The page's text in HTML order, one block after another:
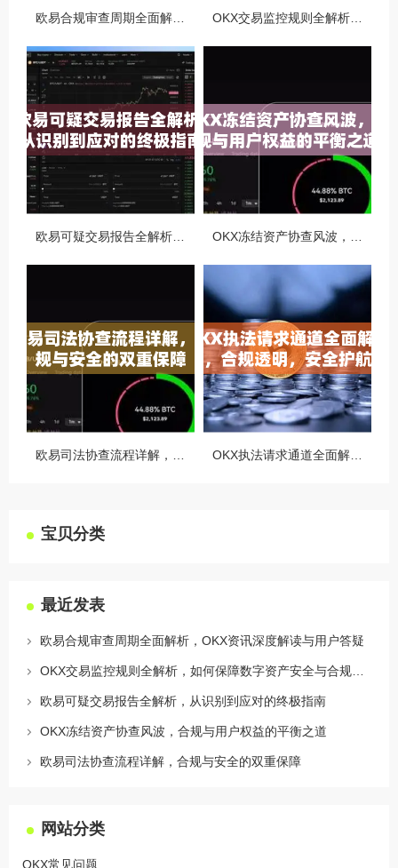
宝贝分类
最近发表
欧易合规审查周期全面解析，OKX资讯深度解读与用户答疑
欧易可疑交易报告全解析，从识别到应对的终极指南
OKX冻结资产协查风波，合规与用户权益的平衡之道
欧易司法协查流程详解，合规与安全的双重保障
网站分类
OKX常见问题